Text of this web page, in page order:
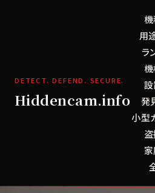
DETECT. DEFEND. SECURE.
Hiddencam.info
用
ラ
発
小型